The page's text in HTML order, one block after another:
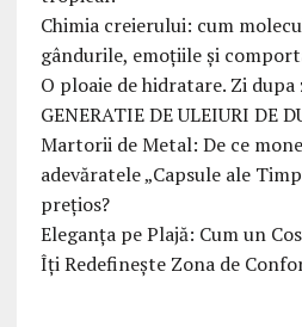
Chimia creierului: cum
gândurile, emoțiile și
O ploaie de hidratare. Zi dupa
GENERATIE DE ULEIURI DE
Martorii de Metal: De ce
adevăratele „Capsule ale
prețios?
Eleganța pe Plajă: Cum un
Îți Redefinește Zona de